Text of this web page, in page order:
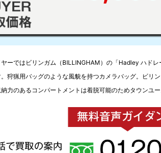
ーではビリンガム（BILLINGHAM）の「Hadley ハド
狩猟用バッグのような風貌を持つカメラバッグ。ビリ
力のあるコンパートメントは着脱可能のためタウンユー